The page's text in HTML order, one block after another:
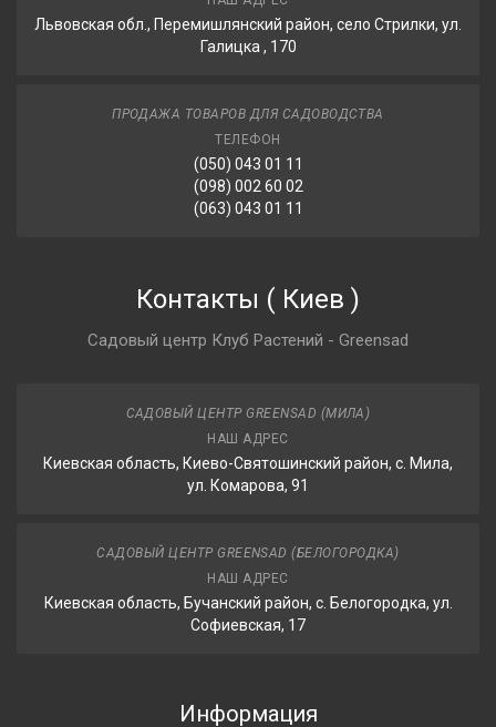
Львовская обл., Перемишлянский район, село Стрилки, ул.
Галицка , 170
ПРОДАЖА ТОВАРОВ ДЛЯ САДОВОДСТВА
ТЕЛЕФОН
(050) 043 01 11
(098) 002 60 02
(063) 043 01 11
Контакты ( Киев )
Садовый центр Клуб Растений - Greensad
САДОВЫЙ ЦЕНТР GREENSAD (МИЛА)
НАШ АДРЕС
Киевская область, Киево-Святошинский район, с. Мила,
ул. Комарова, 91
САДОВЫЙ ЦЕНТР GREENSAD (БЕЛОГОРОДКА)
НАШ АДРЕС
Киевская область, Бучанский район, с. Белогородка, ул.
Софиевская, 17
Информация